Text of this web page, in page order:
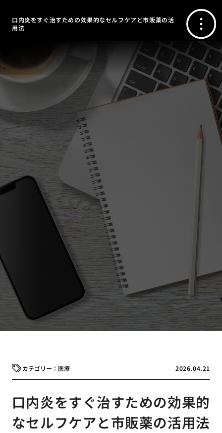
口内炎をすぐ治すための効果的なセルフケアと市販薬の活
用法
2026.04.21
医療
口内炎をすぐ治すための効果的
なセルフケアと市販薬の活用法